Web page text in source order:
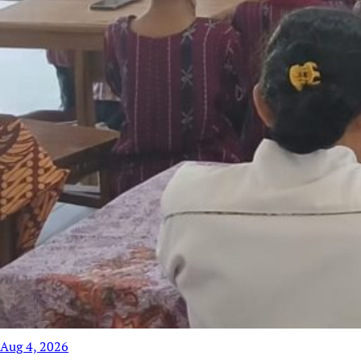
Aug 4, 2026